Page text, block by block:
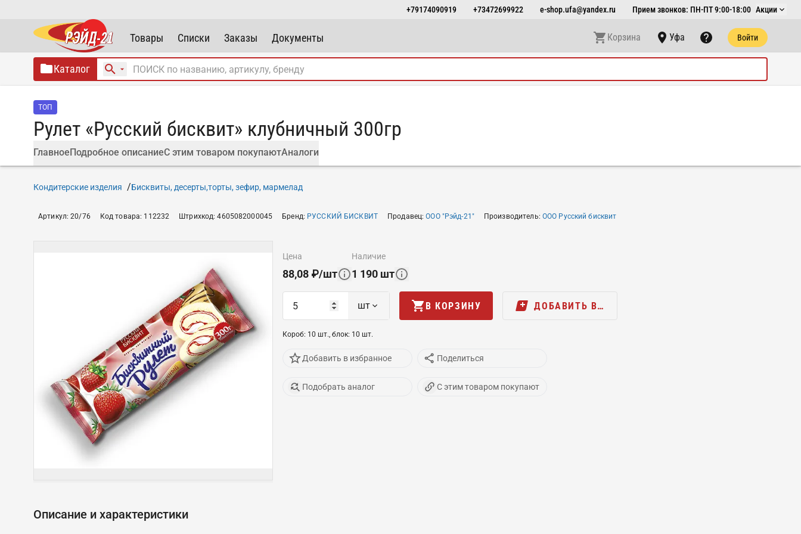
+79174090919 +73472699922 e-shop.ufa@yandex.ru Прием звонков: ПН-ПТ 9:00-18:00 Акции
Товары Списки Заказы Документы Корзина Уфа Войти
Каталог
ТОП
Рулет «Русский бисквит» клубничный 300гр
ГлавноеПодробное описаниеС этим товаром покупаютАналоги
Кондитерские изделия Бисквиты, десерты,торты, зефир, мармелад
Артикул:20/76 Код товара: 112232 Штрихкод:4605082000045 Бренд: РУССКИЙ БИСКВИТ Продавец:ООО "Рэйд-21" Производитель: ООО Русский бисквит
цена
88,08 ₽/шт
наличие
1 190 шт
шт В КОРЗИНУ ДОБАВИТЬ В…
Короб: 10 шт., блок: 10 шт.
Добавить в избранное Поделиться
Подобрать аналог С этим товаром покупают
Описание и характеристики